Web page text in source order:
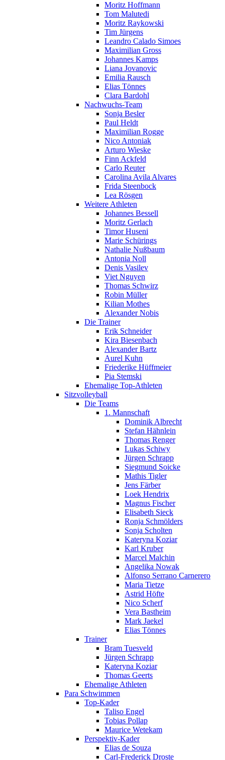
Moritz Hoffmann
Tom Malutedi
Moritz Raykowski
Tim Jürgens
Leandro Calado Simoes
Maximilian Gross
Johannes Kamps
Liana Jovanovic
Emilia Rausch
Elias Tönnes
Clara Bardohl
Nachwuchs-Team
Sonja Besler
Paul Heldt
Maximilian Rogge
Nico Antoniak
Arturo Wieske
Finn Ackfeld
Carlo Reuter
Carolina Avila Alvares
Frida Steenbock
Lea Rösgen
Weitere Athleten
Johannes Bessell
Moritz Gerlach
Timor Huseni
Marie Schürings
Nathalie Nußbaum
Antonia Noll
Denis Vasilev
Viet Nguyen
Thomas Schwirz
Robin Müller
Kilian Mothes
Alexander Nobis
Die Trainer
Erik Schneider
Kira Biesenbach
Alexander Bartz
Aurel Kuhn
Friederike Hüffmeier
Pia Stemski
Ehemalige Top-Athleten
Sitzvolleyball
Die Teams
1. Mannschaft
Dominik Albrecht
Stefan Hähnlein
Thomas Renger
Lukas Schiwy
Jürgen Schrapp
Siegmund Soicke
Mathis Tigler
Jens Färber
Loek Hendrix
Magnus Fischer
Elisabeth Sieck
Ronja Schmölders
Sonja Scholten
Kateryna Koziar
Karl Kruber
Marcel Malchin
Angelika Nowak
Alfonso Serrano Carnerero
Maria Tietze
Astrid Höfte
Nico Scherf
Vera Bastheim
Mark Jaekel
Elias Tönnes
Trainer
Bram Tuesveld
Jürgen Schrapp
Kateryna Koziar
Thomas Geerts
Ehemalige Athleten
Para Schwimmen
Top-Kader
Taliso Engel
Tobias Pollap
Maurice Wetekam
Perspektiv-Kader
Elias de Souza
Carl-Frederick Droste